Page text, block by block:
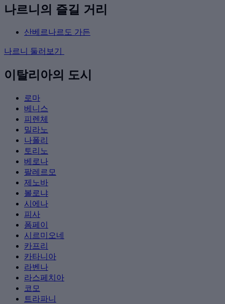
나르니의 즐길 거리
산베르나르도 가든
나르니 둘러보기
이탈리아의 도시
로마
베니스
피렌체
밀라노
나폴리
토리노
베로나
팔레르모
제노바
볼로냐
시에나
피사
폼페이
시르미오네
카프리
카타니아
라벤나
라스페치아
코모
트라파니